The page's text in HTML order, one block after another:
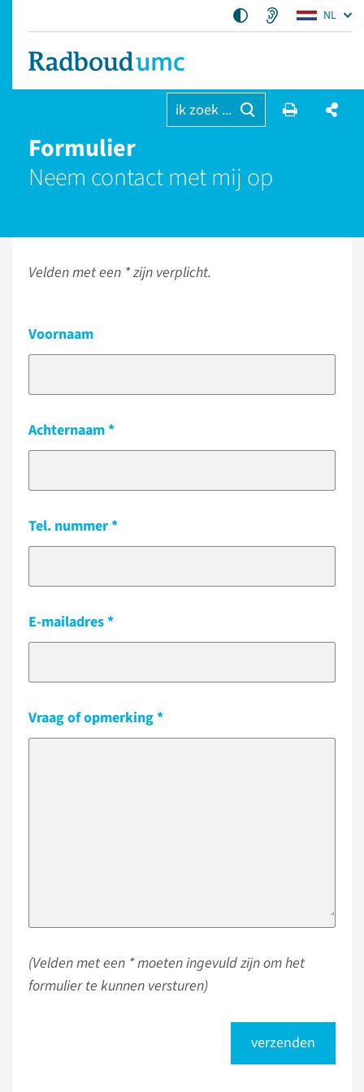
NL
ik zoek ...
Formulier
Neem contact met mij op
Velden met een * zijn verplicht.
Voornaam
Achternaam
Tel. nummer
E-mailadres
Vraag of opmerking
(Velden met een * moeten ingevuld zijn om het
formulier te kunnen versturen)
verzenden